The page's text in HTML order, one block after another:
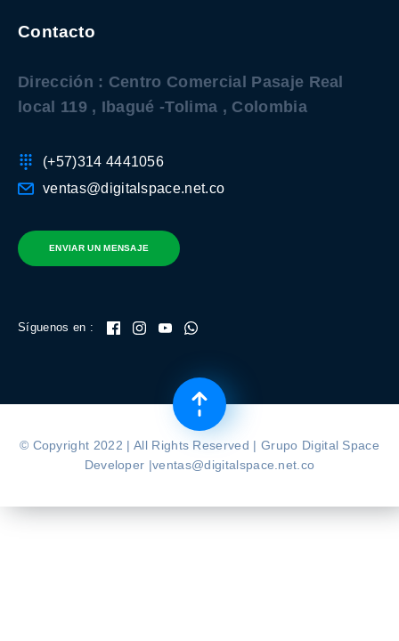
Contacto
Dirección : Centro Comercial Pasaje Real
local 119 , Ibagué -Tolima , Colombia
(+57)314 4441056
ventas@digitalspace.net.co
ENVIAR UN MENSAJE
Síguenos en :
© Copyright 2022 | All Rights Reserved | Grupo Digital Space
Developer |ventas@digitalspace.net.co